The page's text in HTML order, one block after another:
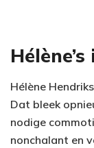
Hélène
Dat bleek
nodige
nonchalant en